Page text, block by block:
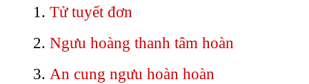
Tử tuyết đơn
Ngưu hoàng thanh tâm hoàn
An cung ngưu hoàn hoàn